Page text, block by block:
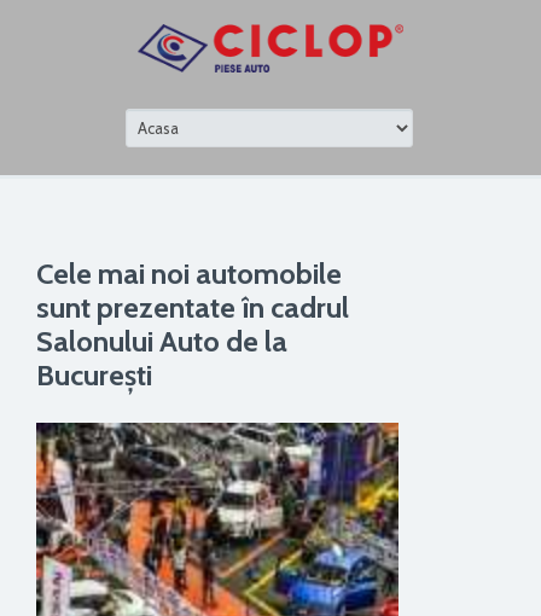
Cele mai noi automobile
sunt prezentate în cadrul
Salonului Auto de la
București